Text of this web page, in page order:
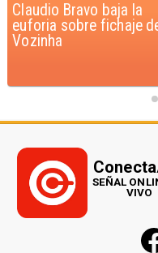
Patinadoras de
Mejillones clasifican
Campeonato Nacional
SEÑAL
VIVO